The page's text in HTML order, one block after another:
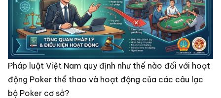
Pháp luật Việt Nam quy định như thế nào đối với hoạt
động Poker thể thao và hoạt động của các câu lạc
bộ Poker cơ sở?